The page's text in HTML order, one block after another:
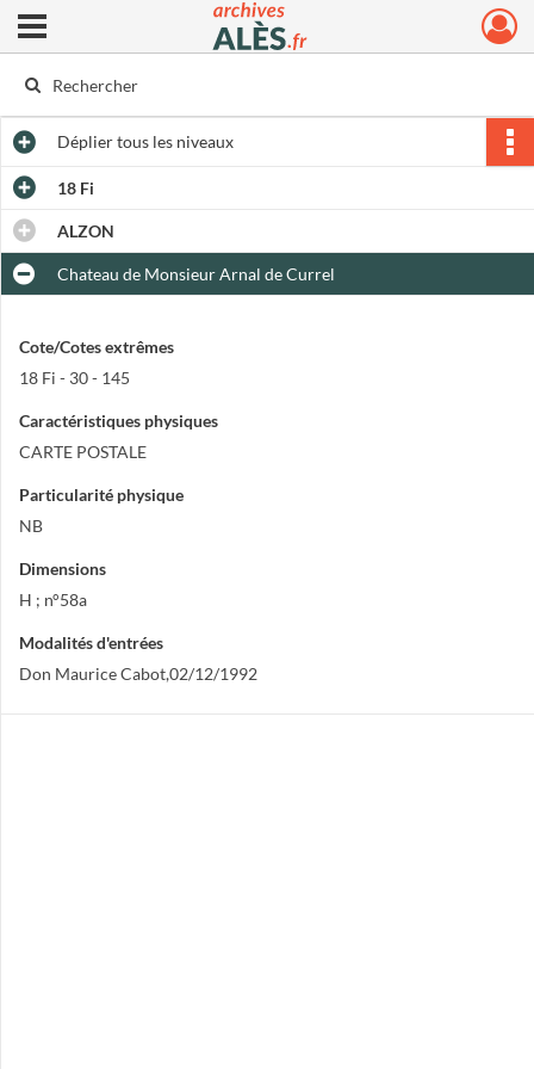
Archives municipales d'Alès
Ouvrir le menu déroulant
Dépliertous les niveaux
18 Fi
ALZON
Chateau de Monsieur Arnal de Currel
Cote/Cotes extrêmes
18 Fi - 30 - 145
Caractéristiques physiques
CARTE POSTALE
Particularité physique
NB
Dimensions
H ; n°58a
Modalités d'entrées
Don Maurice Cabot,02/12/1992